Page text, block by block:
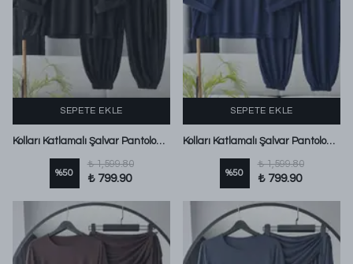
SEPETE EKLE
Kolları Katlamalı Şalvar Pantolonlu Sandy Takım Siyah
%50
₺ 1,599.80
₺ 799.90
SEPETE EKLE
Kolları Katlamalı Şalvar Pantolonlu Sandy Takım Lacivert
%50
₺ 1,599.80
₺ 799.90